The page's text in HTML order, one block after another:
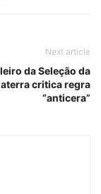
Next article
da Seleção da
critica regra
“anticera”